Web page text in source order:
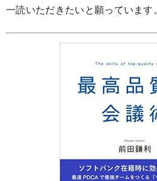
一読いただきたいと願っています。